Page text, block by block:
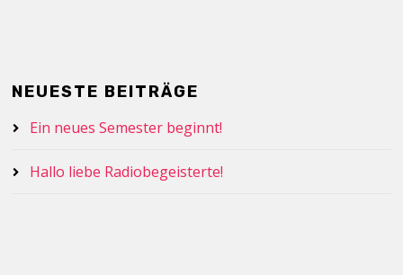
NEUESTE BEITRÄGE
Ein neues Semester beginnt!
Hallo liebe Radiobegeisterte!